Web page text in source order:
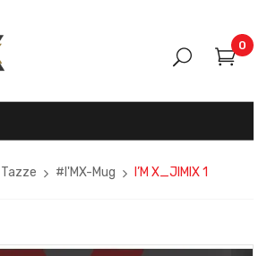
0
Tazze #I'MX-Mug I’M X_JIMIX 1